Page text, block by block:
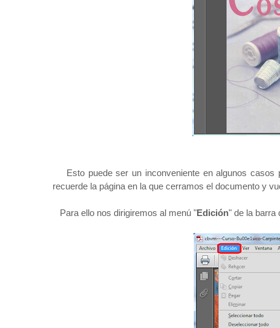
Esto puede ser un inconveniente en algunos casos
recuerde la página en la que cerramos el documento y
Para ello nos dirigiremos al menú "Edición" de la barra